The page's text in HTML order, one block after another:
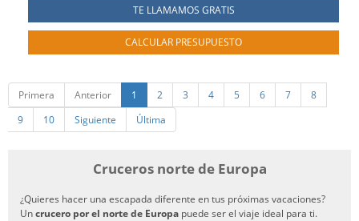
TE LLAMAMOS GRATIS
CALCULAR PRESUPUESTO
Primera Anterior 1 2 3 4 5 6 7
8
9
10 Siguiente Última
Cruceros norte de Europa
¿Quieres hacer una escapada diferente en tus próximas vacaciones?
Uncrucero por el norte de Europa puede ser el viaje ideal para ti.